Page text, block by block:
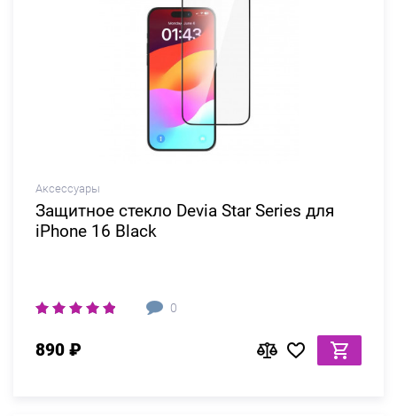
Аксессуары
Защитное стекло Devia Star Series для
iPhone 16 Black
0
890 ₽